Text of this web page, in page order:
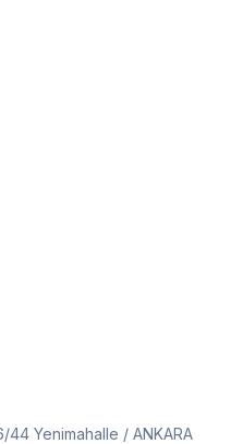
44 Yenimahalle / ANKARA